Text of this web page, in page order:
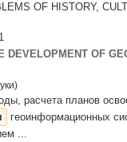
OF HISTORY,
DEVELOPMENT OF
расчета планов
геоинформационных
...